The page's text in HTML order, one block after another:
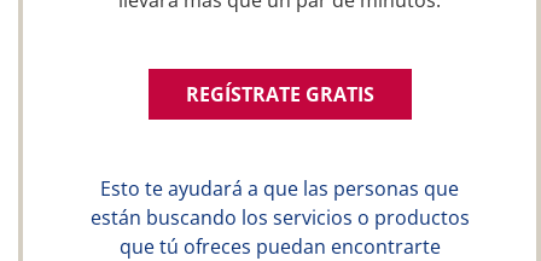
REGÍSTRATE GRATIS
Esto te ayudará a que las personas que
están buscando los servicios o productos
que tú ofreces puedan encontrarte